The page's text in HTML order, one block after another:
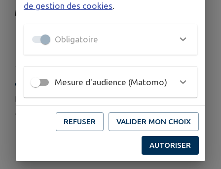
Massage AMMA Méthode Lahochi
COORDONNÉES
laporte.mariechristine@yahoo.fr
www.mariechristinelaportemagnetiseuse.com
06 60 70 73 09
de gestion des cookies
Obligatoire
Mesure d'audience (Matomo)
REFUSER VALIDER MON CHOIX
AUTORISER